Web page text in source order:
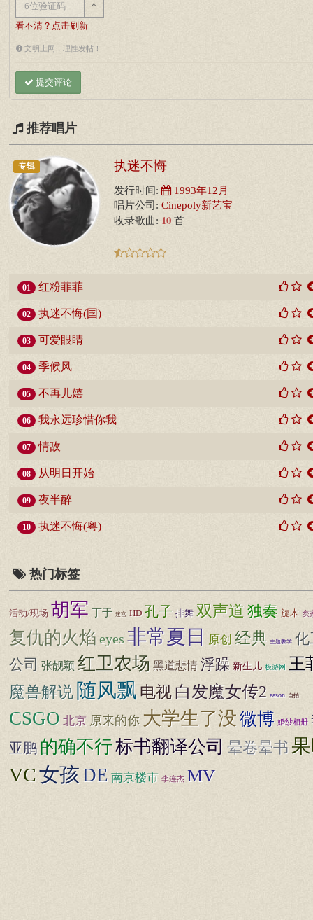
*
看不清？点击刷新
文明上网，理性发帖！
提交评论
推荐唱片
专辑 执迷不悔
发行时间: 1993年12月
唱片公司: Cinepoly新艺宝
收录歌曲: 10 首
01 红粉菲菲
02 执迷不悔(国)
03 可爱眼睛
04 季候风
05 不再儿嬉
06 我永远珍惜你我
07 情敌
08 从明日开始
09 夜半醉
10 执迷不悔(粤)
热门标签
活动/现场 胡军 丁于 迷宫 HD 孔子 排舞 双声道 独奏 旋木 窦
复仇的火焰eyes非常夏日 原创 经典 主题教学 化
公司 张靓颖 红卫农场 黑道悲情 浮躁 新生儿 极游网 王
魔兽解说 随风飘 电视 白发魔女传2 eason 自拍
CSGO 北京 原来的你 大学生了没微博 婚纱相册
亚鹏 的确不行标书翻译公司 晕卷晕书
VC女孩DE 南京楼市 李连杰 MV